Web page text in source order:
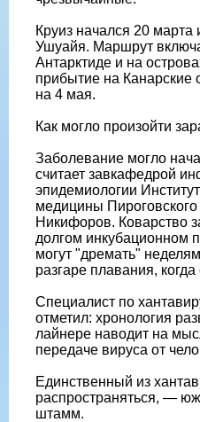
Круиз начался 20 марта
Ушуайя. Маршрут
Антарктиде и на
прибытие на Канарские
на 4 мая.
Как могло произойти
Заболевание могло
считает завкафедрой
эпидемиологии
медицины
Никифоров. Коварство
долгом инкубационном
могут "дремать"
разгаре плавания,
Специалист по
отметил: хронология
лайнере наводит на
передаче вируса от
Единственный из
распространяться, —
штамм.